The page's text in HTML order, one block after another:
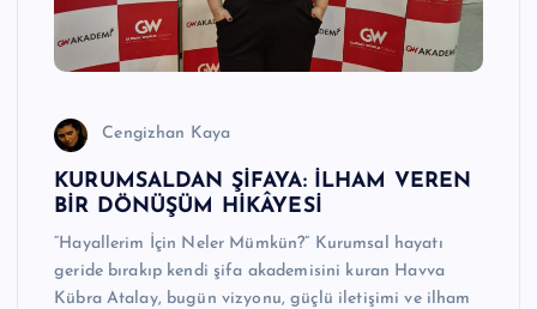
Cengizhan Kaya
KURUMSALDAN ŞİFAYA: İLHAM VEREN
BİR DÖNÜŞÜM HİKÂYESİ
“Hayallerim İçin Neler Mümkün?” Kurumsal hayatı
geride bırakıp kendi şifa akademisini kuran Havva
Kübra Atalay, bugün vizyonu, güçlü iletişimi ve ilham